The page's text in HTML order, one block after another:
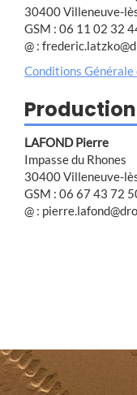
30400 Villeneuve-
GSM : 06 11 02 32
@ :
Conditions Générale
LAFOND Pierre
Impasse du Rhones
30400 Villeneuve-
GSM : 06 67 43 72
@ :